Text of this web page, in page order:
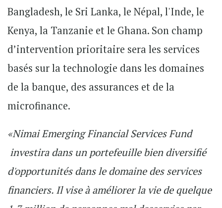
Bangladesh, le Sri Lanka, le Népal, l'Inde, le
Kenya, la Tanzanie et le Ghana. Son champ
d’intervention prioritaire sera les services
basés sur la technologie dans les domaines
de la banque, des assurances et de la
microfinance.
«Nimai Emerging Financial Services Fund
investira dans un portefeuille bien diversifié
d'opportunités dans le domaine des services
financiers. Il vise à améliorer la vie de quelque